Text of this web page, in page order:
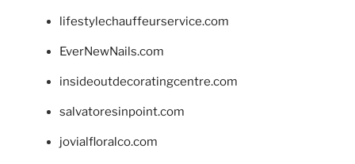
lifestylechauffeurservice.com
EverNewNails.com
insideoutdecoratingcentre.com
salvatoresinpoint.com
jovialfloralco.com